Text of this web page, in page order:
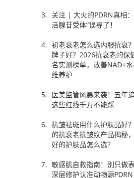
关注 | 大火的PDRN真相
活腺苷受体”误导了！
初老衰老怎么选内服抗衰
牌子好？2026抗衰老的保
名实测榜单，改善NAD+
维养护
医美监管风暴来袭！五年追
这些红线千万不能踩
抗皱祛斑用什么护肤品好
的抗衰老抗皱纹产品揭秘
好的护肤品怎么选？
敏感肌自救指南！别只做表
深层修护认准动物源PDRN